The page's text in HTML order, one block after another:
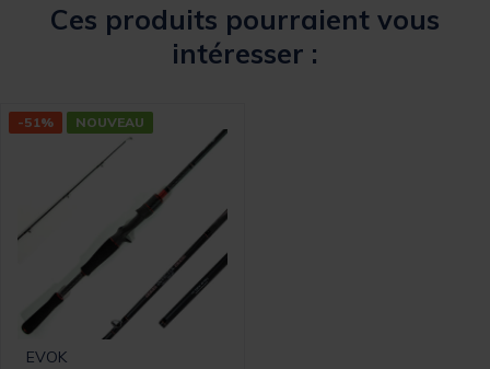
Ces produits pourraient vous
intéresser :
-51% NOUVEAU
EVOK